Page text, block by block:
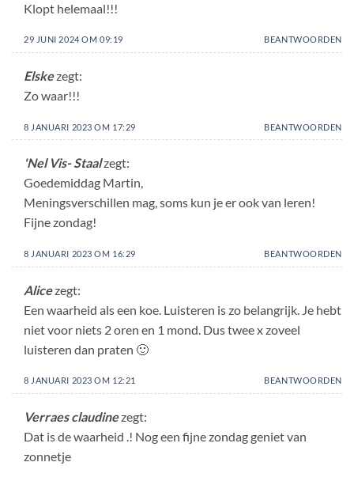
Klopt helemaal!!!
29 JUNI 2024 OM 09:19 BEANTWOORDEN
Elskezegt:
Zo waar!!!
8 JANUARI 2023 OM 17:29 BEANTWOORDEN
'Nel Vis- Staalzegt:
Goedemiddag Martin,
Meningsverschillen mag, soms kun je er ook van leren!
Fijne zondag!
8 JANUARI 2023 OM 16:29 BEANTWOORDEN
Alicezegt:
Een waarheid als een koe. Luisteren is zo belangrijk. Je hebt
niet voor niets 2 oren en 1 mond. Dus twee x zoveel
luisteren dan praten 🙂
8 JANUARI 2023 OM 12:21 BEANTWOORDEN
Verraes claudinezegt:
Dat is de waarheid .! Nog een fijne zondag geniet van
zonnetje